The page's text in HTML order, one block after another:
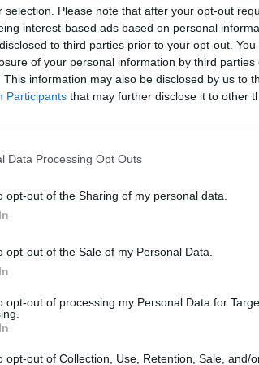
selection. Please note that after your opt-out
interest-based ads based on personal
to third parties prior to your opt-out.
of your personal information by third parties
This information may also be disclosed by us to
Participants that may further disclose it to other
Data Processing Opt Outs
opt-out of the Sharing of my personal data.
opt-out of the Sale of my Personal Data.
opt-out of processing my Personal Data for
opt-out of Collection, Use, Retention, Sale, and/
à lui passer un appel,
nous, nous leur faisons subir la